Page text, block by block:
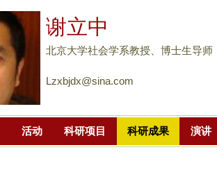
到
主
要
谢立中
北京大学社会学系教授、博士生导师
Lzxbjdx@sina.com
活动 科研项目 科研成果 演讲